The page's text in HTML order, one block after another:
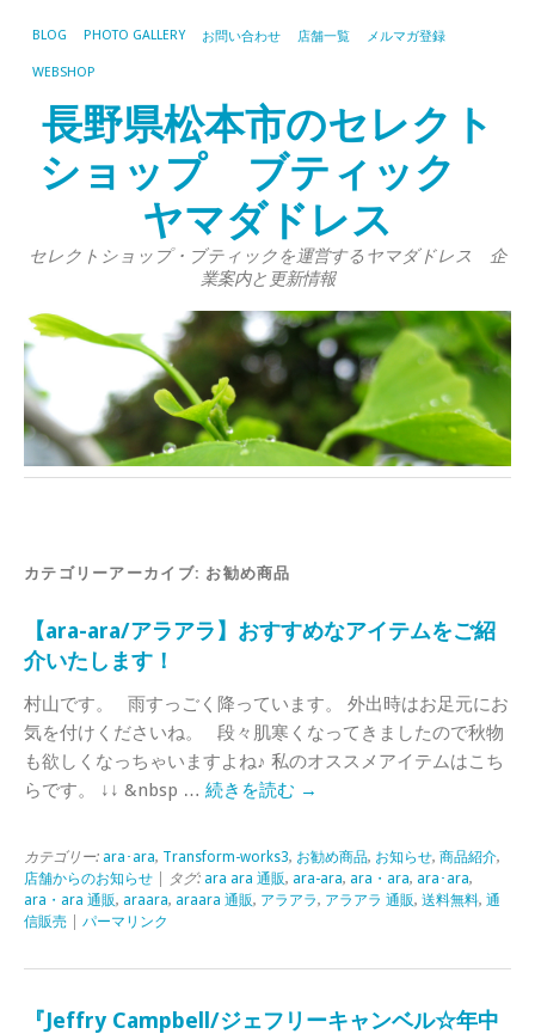
BLOG PHOTO GALLERY お問い合わせ 店舗一覧 メルマガ登録
WEBSHOP
長野県松本市のセレクト
ショップ ブティック
ヤマダドレス
セレクトショップ・ブティックを運営するヤマダドレス 企
業案内と更新情報
カテゴリーアーカイブ: お勧め商品
【ara-ara/アラアラ】おすすめなアイテムをご紹
介いたします！
村山です。 雨すっごく降っています。 外出時はお足元にお
気を付けくださいね。 段々肌寒くなってきましたので秋物
も欲しくなっちゃいますよね♪ 私のオススメアイテムはこち
らです。 ↓↓ &nbsp … 続きを読む →
カテゴリー: ara･ara, Transform-works3, お勧め商品, お知らせ, 商品紹介,
店舗からのお知らせ | タグ: ara ara 通販, ara-ara, ara・ara, ara･ara,
ara・ara 通販, araara, araara 通販, アラアラ, アラアラ 通販, 送料無料, 通
信販売
パーマリンク
『Jeffry Campbell/ジェフリーキャンベル☆年中